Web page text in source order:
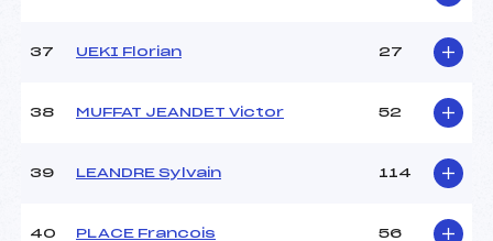
37 UEKI Florian 27
38 MUFFAT JEANDET Victor 52
39 LEANDRE Sylvain 114
40 PLACE Francois 56